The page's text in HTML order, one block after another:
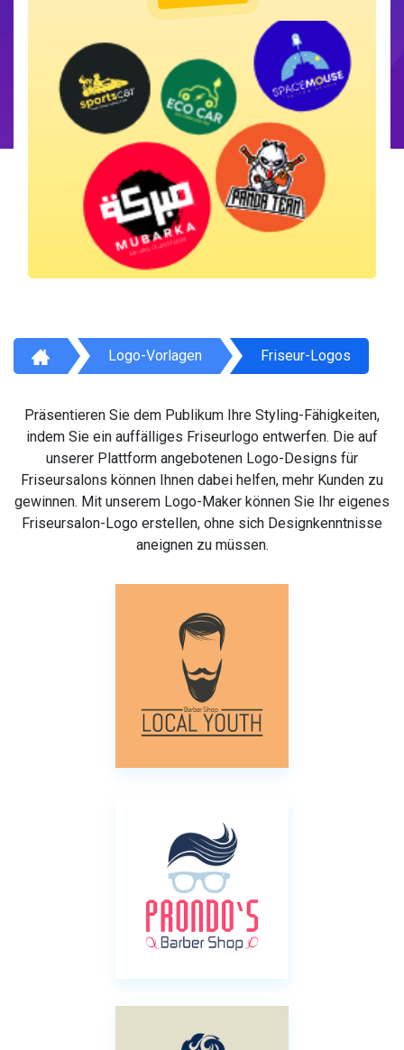
Logo-Vorlagen Friseur-Logos
Präsentieren Sie dem Publikum Ihre Styling-Fähigkeiten,
indem Sie ein auffälliges Friseurlogo entwerfen. Die auf
unserer Plattform angebotenen Logo-Designs für
Friseursalons können Ihnen dabei helfen, mehr Kunden zu
gewinnen. Mit unserem Logo-Maker können Sie Ihr eigenes
Friseursalon-Logo erstellen, ohne sich Designkenntnisse
aneignen zu müssen.